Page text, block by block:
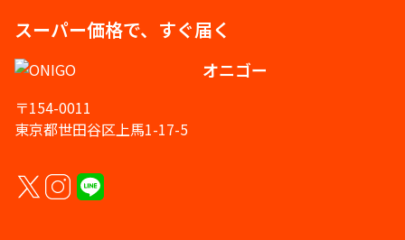
スーパー価格で、すぐ届く
オニゴー
〒154-0011
東京都世田谷区上馬1-17-5